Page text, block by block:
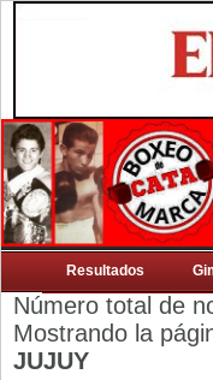
Resultados
Número total de
Mostrando la
JUJUY